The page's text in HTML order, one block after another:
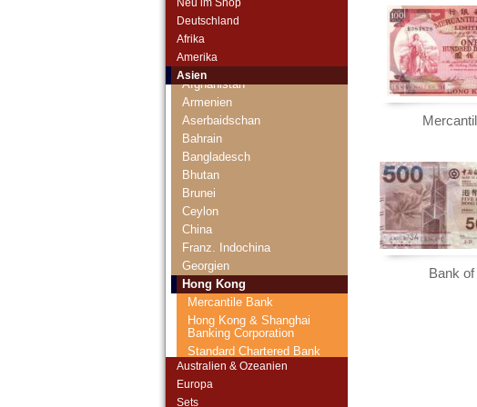
Deutschland
Afrika
Amerika
Asien
Abchasien
Afghanistan
Armenien
Aserbaidschan
Bahrain
Bangladesch
Bhutan
Brunei
Ceylon
China
Franz. Indochina
Georgien
Hong Kong
Mercantile Bank
Hong Kong & Shanghai
Banking Corporation
Standard Chartered Bank
Bank of China
Hong Kong Government
Australien & Ozeanien
Europa
Sets
Bank